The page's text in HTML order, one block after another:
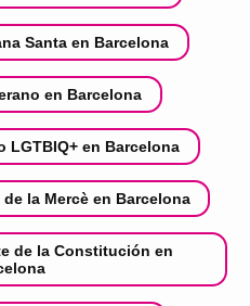
Santa en Barcelona
en Barcelona
LGTBIQ+ en Barcelona
la Mercè en Barcelona
de la Constitución en